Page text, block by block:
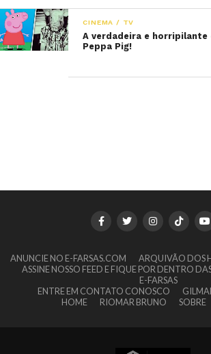
CINEMA / TV
A verdadeira e horripilante
Peppa Pig!
ANUNCIE NO E-FARSAS.COM ARQUIVÃO DOS
ASSINE NOSSO FEED E FIQUE POR DENTRO
E-FARSAS
ENTRE EM CONTATO CONOSCO
HOME
RIOMAR BRUNO SOBRE